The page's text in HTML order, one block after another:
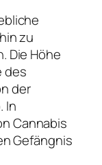
zu
Die Höhe
des
der
In
Cannabis
Gefängnis